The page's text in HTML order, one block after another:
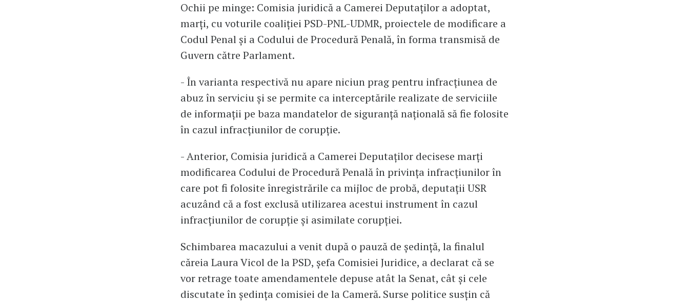
Ochii pe minge: Comisia juridică a Camerei Deputaților a adoptat,
marți, cu voturile coaliției PSD-PNL-UDMR, proiectele de modificare a
Codul Penal și a Codului de Procedură Penală, în forma transmisă de
Guvern către Parlament.
- În varianta respectivă nu apare niciun prag pentru infracțiunea de
abuz în serviciu și se permite ca interceptările realizate de serviciile
de informații pe baza mandatelor de siguranță națională să fie folosite
în cazul infracțiunilor de corupție.
- Anterior, Comisia juridică a Camerei Deputaţilor decisese marți
modificarea Codului de Procedură Penală în privinţa infracţiunilor în
care pot fi folosite înregistrările ca mijloc de probă, deputaţii USR
acuzând că a fost exclusă utilizarea acestui instrument în cazul
infracţiunilor de corupţie şi asimilate corupţiei.
Schimbarea macazului a venit după o pauză de ședință, la finalul
căreia Laura Vicol de la PSD, șefa Comisiei Juridice, a declarat că se
vor retrage toate amendamentele depuse atât la Senat, cât și cele
discutate în ședința comisiei de la Cameră. Surse politice susțin că